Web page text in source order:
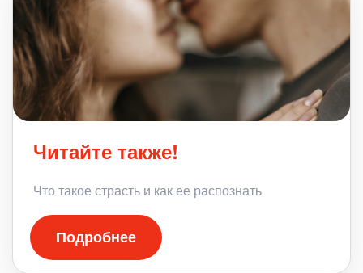
Читайте также!
Что такое страсть и как ее распознать
Подробнее